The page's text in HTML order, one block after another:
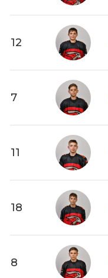
12
7
11
18
8